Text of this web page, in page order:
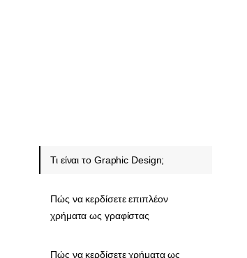
Τι είναι το Graphic Design;
Πώς να κερδίσετε επιπλέον
χρήματα ως γραφίστας
Πώς να κερδίσετε χρήματα ως